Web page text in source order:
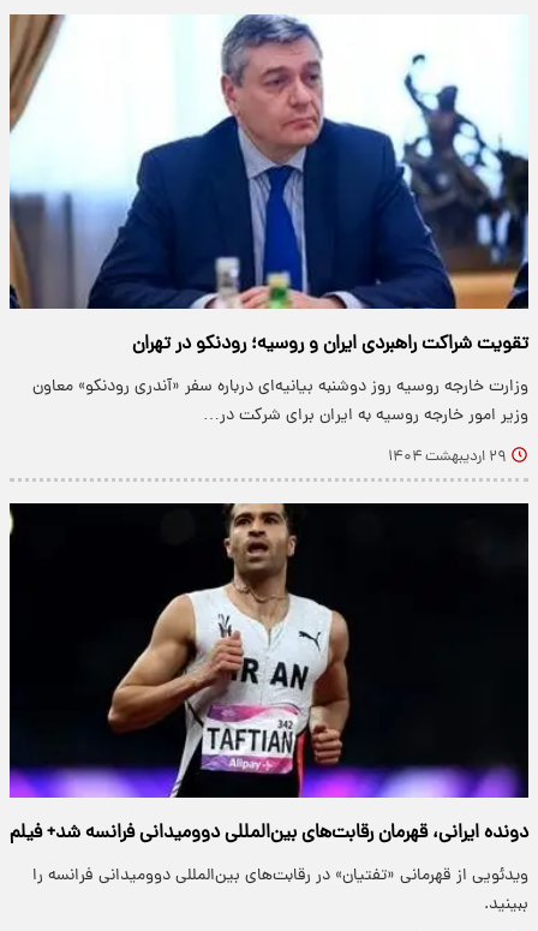
تقویت شراکت راهبردی ایران و روسیه؛ رودنکو در تهران
وزارت خارجه روسیه روز دوشنبه بیانیه‌ای درباره سفر «آندری رودنکو» معاون
وزیر امور خارجه روسیه به ایران برای شرکت در…
۲۹ اردیبهشت ۱۴۰۴
دونده ایرانی، قهرمان رقابت‌های بین‌المللی دوومیدانی فرانسه شد+ فیلم
ویدئویی از قهرمانی «تفتیان» در رقابت‌های بین‌المللی دوومیدانی فرانسه را
ببینید.